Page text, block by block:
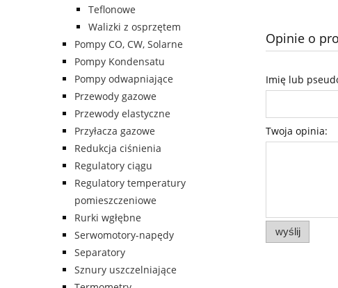
Teflonowe
Walizki z osprzętem
Pompy CO, CW, Solarne
Pompy Kondensatu
Pompy odwapniające
Przewody gazowe
Przewody elastyczne
Przyłacza gazowe
Redukcja ciśnienia
Regulatory ciągu
Regulatory temperatury
pomieszczeniowe
Rurki wgłębne
Serwomotory-napędy
Separatory
Sznury uszczelniające
Opinie o
Imię lub
Twoja opinia:
wyślij